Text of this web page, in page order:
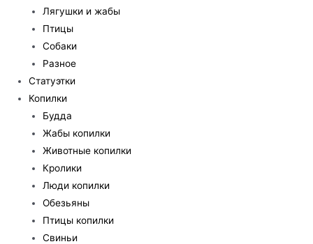
Лягушки и жабы
Птицы
Собаки
Разное
Статуэтки
Копилки
Будда
Жабы копилки
Животные копилки
Кролики
Люди копилки
Обезьяны
Птицы копилки
Свиньи